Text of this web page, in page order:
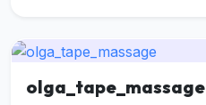
olga_tape_massage